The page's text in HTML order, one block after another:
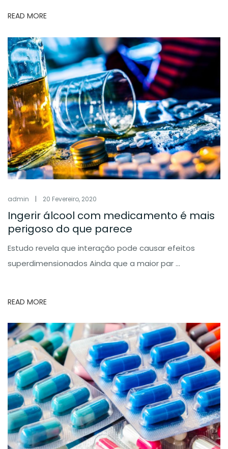
READ MORE
admin | 20 Fevereiro, 2020
Ingerir álcool com medicamento é mais
perigoso do que parece
Estudo revela que interação pode causar efeitos
superdimensionados Ainda que a maior par ...
READ MORE